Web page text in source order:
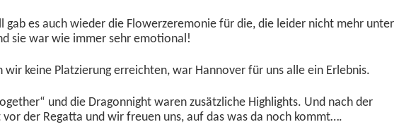
gab es auch wieder die Flow­erz­er­e­monie für die, die lei­der nicht mehr unter
sie war wie immer sehr emotional!
wir keine Platzierung erre­icht­en, war Han­nover für uns alle ein Erlebnis.
und die Drag­onnight waren zusät­zliche High­lights. Und nach der
vor der Regat­ta und wir freuen uns, auf das was da noch kommt….